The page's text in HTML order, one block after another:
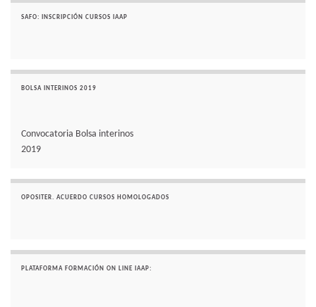
SAFO: INSCRIPCIÓN CURSOS IAAP
BOLSA INTERINOS 2019
Convocatoria Bolsa interinos
2019
OPOSITER. ACUERDO CURSOS HOMOLOGADOS
PLATAFORMA FORMACIÓN ON LINE IAAP: